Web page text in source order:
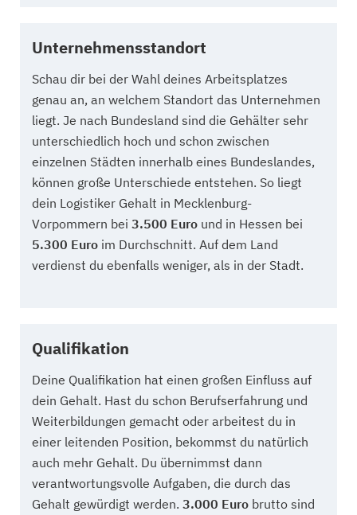
Unternehmensstandort
Schau dir bei der Wahl deines Arbeitsplatzes
genau an, an welchem Standort das Unternehmen
liegt. Je nach Bundesland sind die Gehälter sehr
unterschiedlich hoch und schon zwischen
einzelnen Städten innerhalb eines Bundeslandes,
können große Unterschiede entstehen. So liegt
dein Logistiker Gehalt in Mecklenburg-
Vorpommern bei 3.500 Euro und in Hessen bei
5.300 Euro im Durchschnitt. Auf dem Land
verdienst du ebenfalls weniger, als in der Stadt.
Qualifikation
Deine Qualifikation hat einen großen Einfluss auf
dein Gehalt. Hast du schon Berufserfahrung und
Weiterbildungen gemacht oder arbeitest du in
einer leitenden Position, bekommst du natürlich
auch mehr Gehalt. Du übernimmst dann
verantwortungsvolle Aufgaben, die durch das
Gehalt gewürdigt werden. 3.000 Euro brutto sind